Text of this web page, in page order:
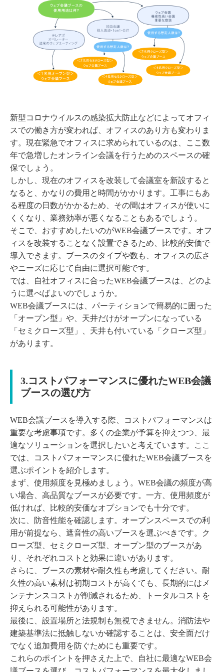
新型コロナウイルスの感染拡大防止などによってオフィ
スでの働き方が変われば、オフィスのあり方も変わりま
す。現在緊急でオフィスに求められているのは、ここ数
年で急増したオンライン会議を行うためのスペースの確
保でしょう。
しかし、現在のオフィスを改装して会議室を新設すると
なると、かなりの費用と時間がかかります。工事にもあ
る程度の日数がかかるため、その間はオフィスが使いに
くくなり、業務効率が悪くなることもあるでしょう。
そこで、おすすめしたいのがWEB会議ブースです。オフ
ィスを改装することなく設置できるため、比較的安価で
導入できます。ブースのタイプや数も、オフィスの広さ
やニーズに応じて自由に選択可能です。
では、自社オフィスに合ったWEB会議ブースは、どのよ
うに選べばよいのでしょうか。
WEB会議ブースには、パーティションで簡易的に囲った
「オープン型」や、天井だけがオープンになっている
「セミクローズ型」、天井も付いている「クローズ型」
があります。
3.コストパフォーマンスに優れたWEB会議
ブースの選び方
WEB会議ブースを導入する際、コストパフォーマンスは
重要な考慮事項です。多くの企業が予算を抑えつつ、最
適なソリューションを選択したいと考えています。ここ
では、コストパフォーマンスに優れたWEB会議ブースを
選ぶポイントを紹介します。
まず、使用頻度を見極めましょう。WEB会議の頻度が高
い場合、高品質なブースが必要です。一方、使用頻度が
低ければ、比較的安価なオプションでも十分です。
次に、防音性能を確認します。オープンスペースでの利
用が前提なら、遮音性の高いブースを選ぶべきです。ク
ローズ型、セミクローズ型、オープン型のブースがあ
り、それぞれコストと効果に違いがあります。
さらに、ブースの素材や耐久性も考慮してください。耐
久性の高い素材は初期コストが高くても、長期的にはメ
ンテナンスコストが削減されるため、トータルコストを
抑えられる可能性があります。
最後に、設置場所と法規制も無視できません。消防法や
建築基準法に抵触しないか確認することは、安全面だけ
でなく追加費用を防ぐためにも重要です。
これらのポイントを押さえた上で、自社に最適なWEB会